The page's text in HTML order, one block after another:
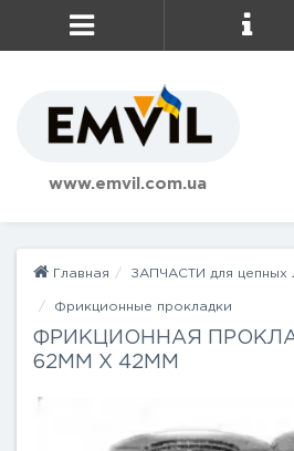
www.emvil.com.ua
Главная ЗАПЧАСТИ для цепных
Фрикционные прокладки
ФРИКЦИОННАЯ
62ММ Х 42ММ